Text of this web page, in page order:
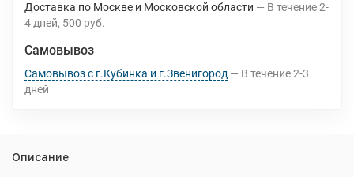
Доставка по Москве и Московской области В течение2-
4 дней 500 руб.
Самовывоз
Самовывоз с г.Кубинка и г.Звенигород В течение2-3
дней
Описание